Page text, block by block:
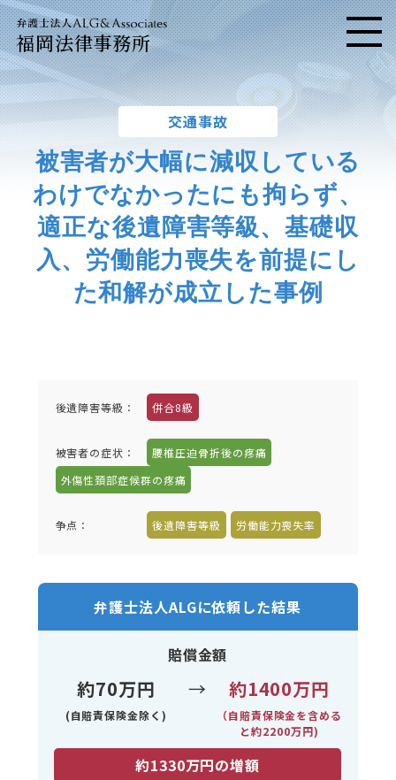
福岡法律事務所 メニ
交通事故
被害者が大幅に減収している
わけでなかったにも拘らず、
適正な後遺障害等級、基礎収
入、労働能力喪失を前提にし
た和解が成立した事例
後遺障害等級： 併合8級
被害者の症状：
腰椎圧迫骨折後の疼痛
外傷性頚部症候群の疼痛
争点： 後遺障害等級 労働能力喪失率
弁護士法人ALGに依頼した結果
賠償金額
約70万円
(自賠責保険金除く)
→ 約1400万円
（自賠責保険金を含める
と約2200万円)
約1330万円の増額